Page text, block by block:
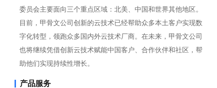
委员会主要面向三个重点区域：北美、中国和世界其他地区。
目前，甲骨文公司创新的云技术已经帮助众多本土客户实现数
字化转型，领跑众多国内外云技术厂商。在未来，甲骨文公司
也将继续凭借创新云技术赋能中国客户、合作伙伴和社区，帮
助他们实现持续性增长。
产品服务